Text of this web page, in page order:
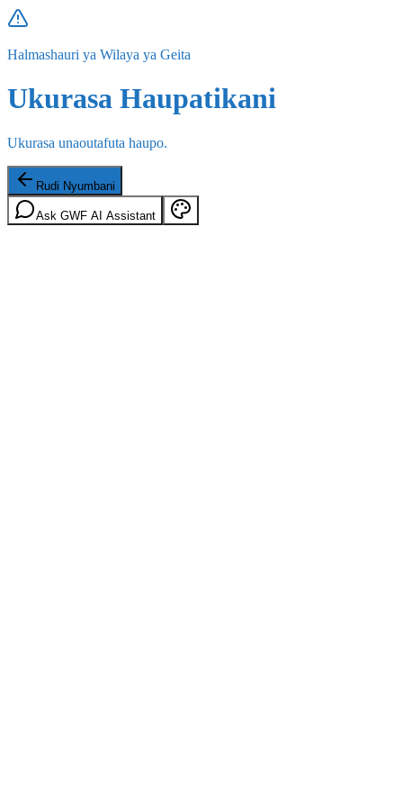
Halmashauri ya Wilaya ya Geita
Ukurasa Haupatikani
Ukurasa unaoutafuta haupo.
Rudi Nyumbani
Ask GWF AI Assistant